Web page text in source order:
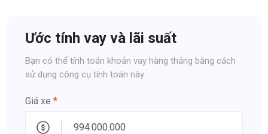
Ước tính vay và lãi suất
Bạn có thể tính toán khoản vay hàng tháng bằng cách
sử dụng công cụ tính toán này
Giá xe *